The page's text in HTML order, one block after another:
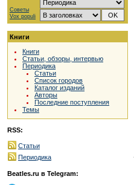
Советы
Vox populi
Книги
Книги
Статьи, обзоры, интервью
Периодика
Статьи
Список городов
Каталог изданий
Авторы
Последние поступления
Темы
RSS:
Статьи
Периодика
Beatles.ru в Telegram: